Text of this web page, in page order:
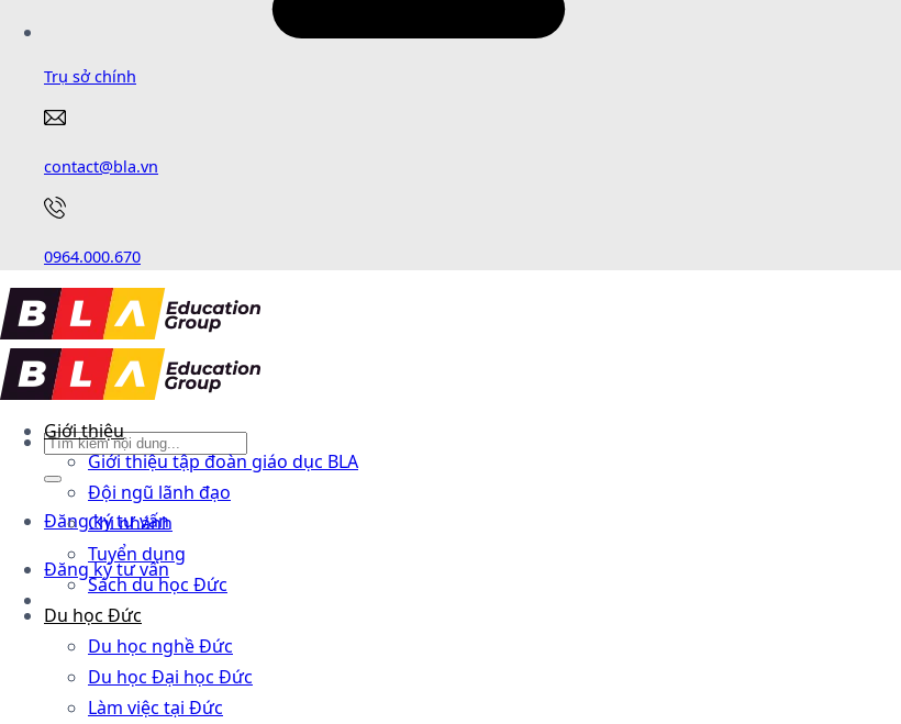
Trụ sở chính
contact@bla.vn
0964.000.670
Đăng ký tư vấn
Đăng ký tư vấn
Giới thiệu
Giới thiệu tập đoàn giáo dục BLA
Đội ngũ lãnh đạo
Chi nhánh
Tuyển dụng
Sách du học Đức
Du học Đức
Du học nghề Đức
Du học Đại học Đức
Làm việc tại Đức